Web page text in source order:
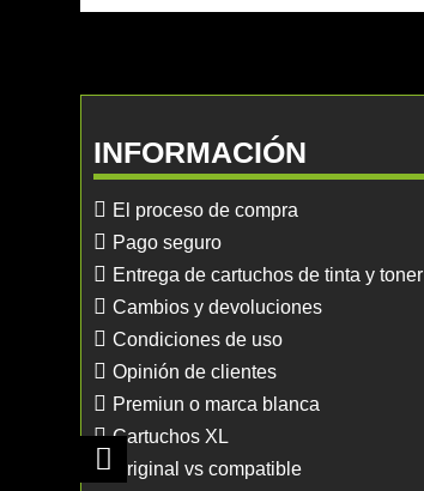
INFORMACIÓN
El proceso de compra
Pago seguro
Entrega de cartuchos de tinta y toner
Cambios y devoluciones
Condiciones de uso
Opinión de clientes
Premiun o marca blanca
Cartuchos XL
Original vs compatible